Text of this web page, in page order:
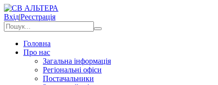
Вхід|Реєстрація
Головна
Про нас
Загальна інформація
Регіональні офіси
Постачальники